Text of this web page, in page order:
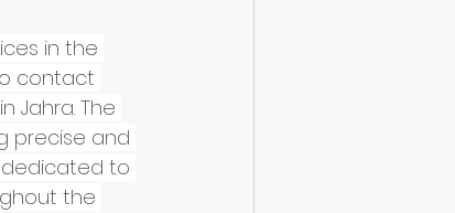
in the
contact
Jahra. The
precise and
dedicated to
the